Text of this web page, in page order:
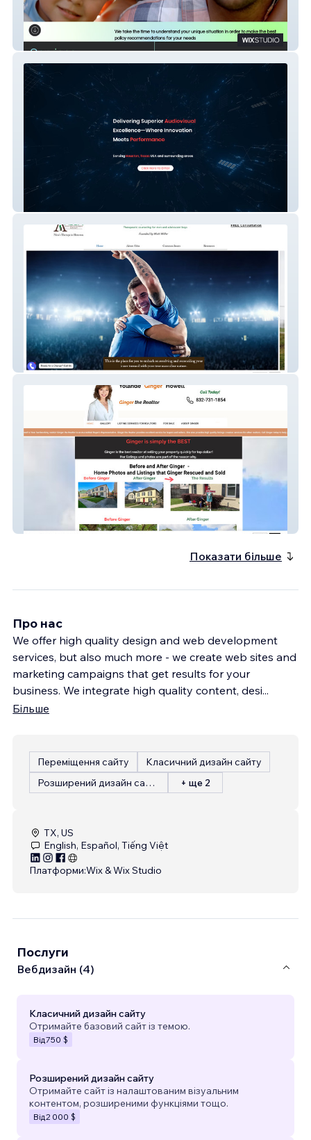
GrandPea Insurance
Dimensional AVL
Abba Psychotherapy
Ginger The Realtor
Показати більше
Про нас
We offer high quality design and web development
services, but also much more - we create web sites and
marketing campaigns that get results for your
business. We integrate high quality content, desi...
Більше
Переміщення сайту
Класичний дизайн сайту
Розширений дизайн сайту
+ ще 2
TX, US
English, Español, Tiếng Việt
Платформи:Wix & Wix Studio
Послуги
Вебдизайн (4)
Класичний дизайн сайту
Отримайте базовий сайт із темою.
Від750 $
Розширений дизайн сайту
Отримайте сайт із налаштованим візуальним
контентом, розширеними функціями тощо.
Від2 000 $